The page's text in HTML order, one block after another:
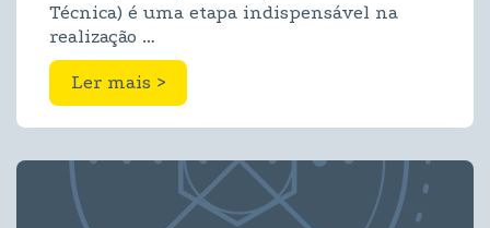
Técnica) é uma etapa indispensável na
realização …
Ler mais >